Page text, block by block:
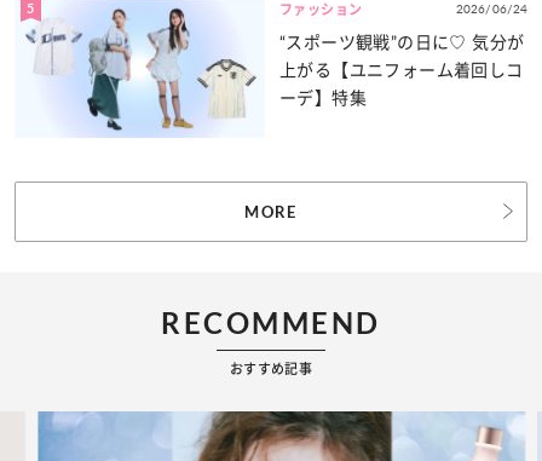
5 ファッション 2026/06/24
“スポーツ観戦”の日に♡ 気分が
上がる【ユニフォーム着回しコ
ーデ】特集
MORE
RECOMMEND
おすすめ記事